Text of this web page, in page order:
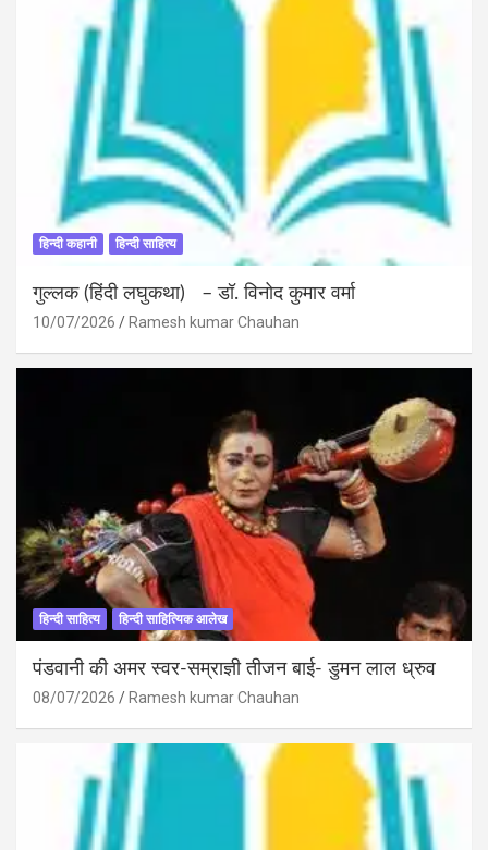
हिन्दी कहानी हिन्दी साहित्य
गुल्लक (हिंदी लघुकथा) – डॉ. विनोद कुमार वर्मा
10/07/2026 Ramesh kumar Chauhan
हिन्दी साहित्य हिन्दी साहित्यिक आलेख
पंडवानी की अमर स्वर-सम्राज्ञी तीजन बाई- डुमन लाल ध्रुव
08/07/2026 Ramesh kumar Chauhan